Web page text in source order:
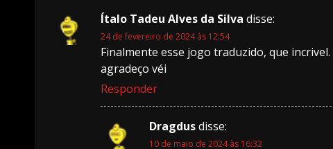
Ítalo Tadeu Alves da Silva disse:
24 de fevereiro de 2024 às 12:54
Finalmente esse jogo traduzido, que
agradeço véi
Responder
Dragdusdisse:
10 de maio de 2024 às 16:32